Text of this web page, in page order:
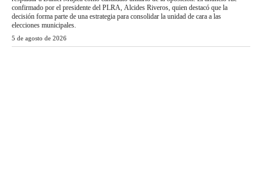
confirmado por el presidente del PLRA, Alcides Riveros, quien destacó que la
decisión forma parte de una estrategia para consolidar la unidad de cara a las
elecciones municipales.
5 de agosto de 2026